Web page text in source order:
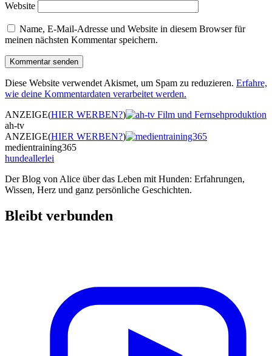
Website
Name, E-Mail-Adresse und Website in diesem Browser für
meinen nächsten Kommentar speichern.
Diese Website verwendet Akismet, um Spam zu reduzieren. Erfahre,
wie deine Kommentardaten verarbeitet werden.
ANZEIGE(HIER WERBEN?)
ah-tv
ANZEIGE(HIER WERBEN?)
medientraining365
hundeallerlei
Der Blog von Alice über das Leben mit Hunden: Erfahrungen,
Wissen, Herz und ganz persönliche Geschichten.
Bleibt verbunden